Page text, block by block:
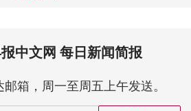
中文网 每日新闻简报
箱，周一至周五上午发送。